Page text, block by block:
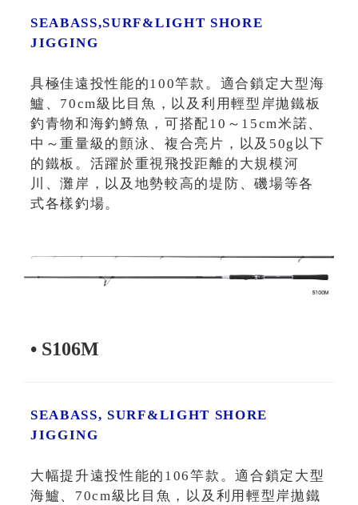
SEABASS,SURF&LIGHT SHORE
JIGGING
具極佳遠投性能的100竿款。適合鎖定大型海
鱸、70cm級比目魚，以及利用輕型岸拋鐵板
釣青物和海釣鱒魚，可搭配10～15cm米諾、
中～重量級的顫泳、複合亮片，以及50g以下
的鐵板。活躍於重視飛投距離的大規模河
川、灘岸，以及地勢較高的堤防、磯場等各
式各樣釣場。
• S106M
SEABASS, SURF&LIGHT SHORE
JIGGING
大幅提升遠投性能的106竿款。適合鎖定大型
海鱸、70cm級比目魚，以及利用輕型岸拋鐵